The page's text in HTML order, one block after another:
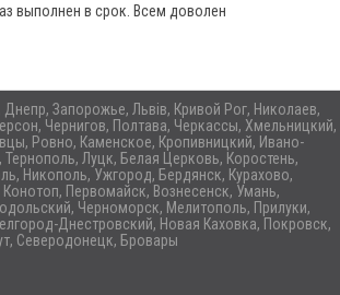
выполнен в срок. Всем доволен
Запорожье, Львів, Кривой Рог, Николаев,
Чернигов, Полтава, Черкассы, Хмельницкий,
Ровно, Каменское, Кропивницкий, Ивано-
Луцк, Белая Церковь, Коростень,
Никополь, Ужгород, Бердянск, Курахово,
Первомайск, Вознесенск, Умань,
Черноморск, Мелитополь, Прилуки,
Днестровский, Новая Каховка, Покровск,
Северодонецк, Бровары